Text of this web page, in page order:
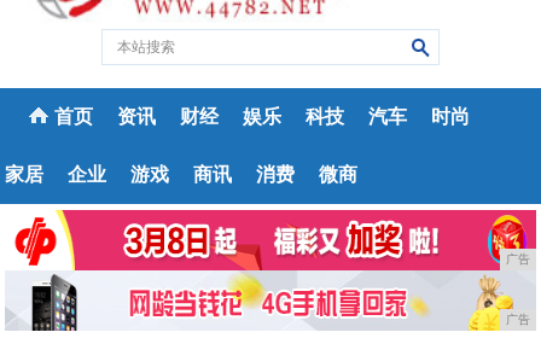
首页 资讯 财经 娱乐 科技 汽车 时尚
家居 企业 游戏 商讯 消费 微商
广告
广告